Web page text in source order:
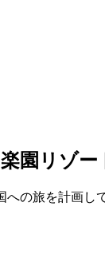
園リゾー
の旅を計画